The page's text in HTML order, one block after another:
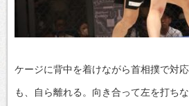
ケージに背中を着けながら首相撲で対
も、自ら離れる。向き合って左を打ち